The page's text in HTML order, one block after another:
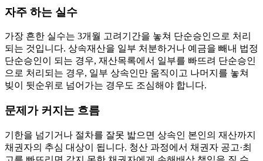
자주 하는 실수
가장 흔한 실수는 3개월 고려기간을 놓쳐 단순승인으로 처리
되는 것입니다. 상속재산을 일부 처분하거나 예금을 빼내 법정
단순승인이 되는 경우, 재산목록에서 일부를 빠뜨려 단순승인
으로 처리되는 경우, 일부 상속인만 움직이고 나머지를 놓쳐
빚이 뒷순위로 넘어가는 경우도 조심해야 합니다.
문제가 커지는 흐름
기한을 넘기거나 절차를 잘못 밟으면 상속인 본인의 재산까지
채권자의 추심 대상이 됩니다. 청산 과정에서 채권자 공고·최